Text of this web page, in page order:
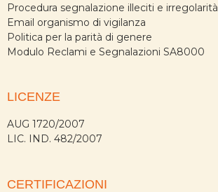
Procedura segnalazione illeciti e irregolarità
Email organismo di vigilanza
Politica per la parità di genere
Modulo Reclami e Segnalazioni SA8000
LICENZE
AUG 1720/2007
LIC. IND. 482/2007
CERTIFICAZIONI